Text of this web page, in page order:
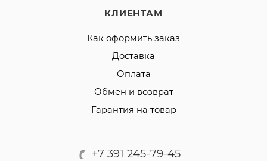
КЛИЕНТАМ
Как оформить заказ
Доставка
Оплата
Обмен и возврат
Гарантия на товар
+7 391 245-79-45